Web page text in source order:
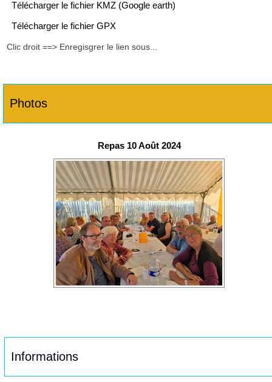
Télécharger le fichier KMZ (Google earth)
Télécharger le fichier GPX
Clic droit ==> Enregisgrer le lien sous...
Photos
Repas 10 Août 2024
Informations